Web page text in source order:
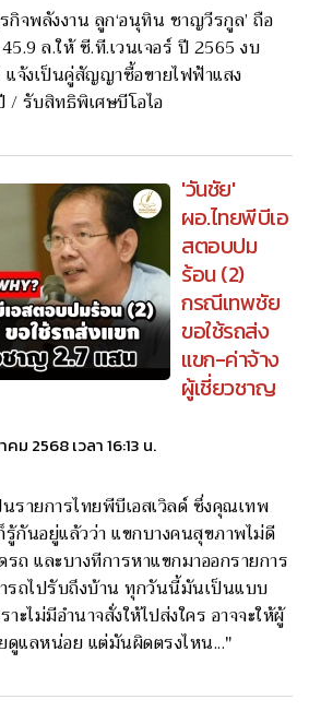
กิจพลังงาน ลูก‘อนุทิน ชาญวีรกูล’ ถือ
ล.ให้ ซี.ที.เวนเจอร์ ปี 2565 งบ
แจ้งเป็นคู่สัญญาซื้อขายไฟฟ้าแสง
/ รับสิทธิพิเศษบีโอไอ
'วันชัย'
ผอ.ไทยพีบีเอ
สตอบปม
ร้อน (2)
กรณีเทพชัย
ขอใช้รถส่ง
แขก-ค่าจ้าง
ผู้เชี่ยวชาญ
ม 2568 เวลา 16:13 น.
รายการไทยพีบีเอสเวิลด์ ซึ่งคุณเทพ
กันอยู่แล้วว่า แขกบางคนสุขภาพไม่ดี
ถ และบางทีการหาแขกมาออกรายการ
รถไปรับถึงบ้าน ทุกวันนี้มันเป็นแบบ
าะไม่มีอำนาจสั่งให้ไปส่งใคร อาจจะให้ผู้
แลหน่อย แต่มันผิดตรงไหน..."